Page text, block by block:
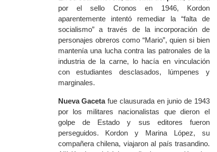
por el sello Cronos en 1946, Kordon
aparentemente intentó remediar la “falta de
socialismo” a través de la incorporación de
personajes obreros como “Mario”, quien si bien
mantenía una lucha contra las patronales de la
industria de la carne, lo hacía en vinculación
con estudiantes desclasados, lúmpenes y
marginales.
Nueva Gaceta fue clausurada en junio de 1943
por los militares nacionalistas que dieron el
golpe de Estado y sus editores fueron
perseguidos. Kordon y Marina López, su
compañera chilena, viajaron al país trasandino.